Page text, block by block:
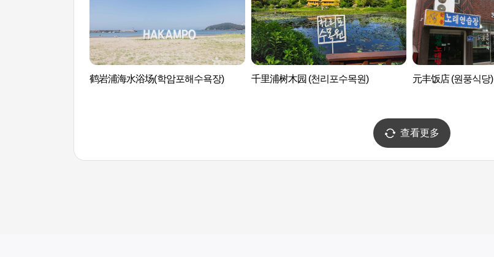
鹤岩浦海水浴场(학암포해수욕장) 千里浦树木园 (천리포수목원) 元丰饭店 (원풍식당)
查看更多